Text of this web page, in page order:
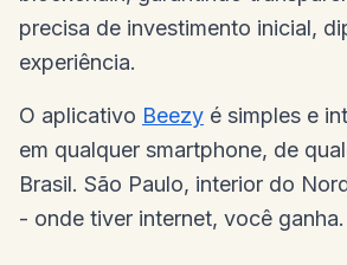
precisa de investimento inicial,
experiência.
O aplicativo Beezy é simples e
em qualquer smartphone, de
Brasil. São Paulo, interior do
- onde tiver internet, você ganha.